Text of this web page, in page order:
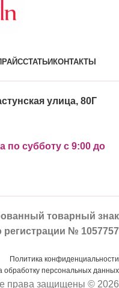
СТАТЬИКОНТАКТЫ
улица, 80Г
по субботу с 9:00 до
товарный знак
регистрации № 1057757
Политика конфиденциальности
обработку персональных данных
права защищены © 2026